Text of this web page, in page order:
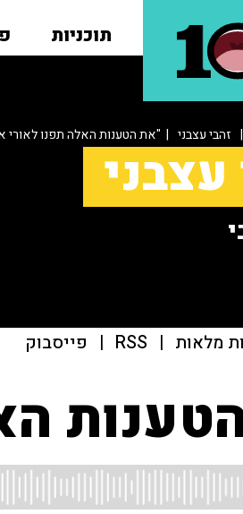
תוכניות
| זהבי עצבני | "את הטענות האלה תפנו לאורי
עצבני
מלאות |
RSS
| פייסבוק